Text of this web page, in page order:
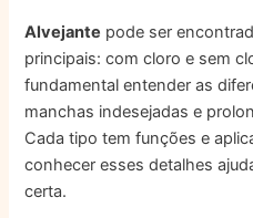
Alvejante pode ser
principais: com cloro e sem
fundamental entender as
manchas indesejadas e
Cada tipo tem funções e
conhecer esses detalhes
certa.